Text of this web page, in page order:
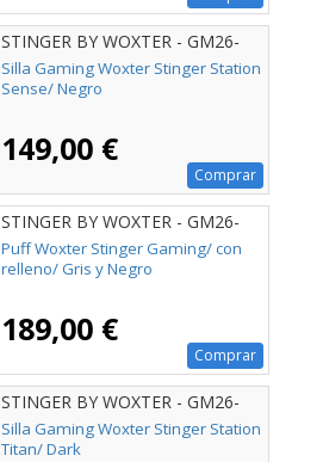
STINGER BY WOXTER - GM26-
124
Silla Gaming Woxter Stinger Station
Sense/ Negro
149,00 €
Comprar
STINGER BY WOXTER - GM26-
116
Puff Woxter Stinger Gaming/ con
relleno/ Gris y Negro
189,00 €
Comprar
STINGER BY WOXTER - GM26-
110
Silla Gaming Woxter Stinger Station
Titan/ Dark